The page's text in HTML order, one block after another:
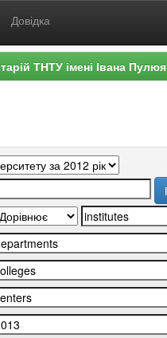
Довідка
ТНТУ імені Івана Пулюя